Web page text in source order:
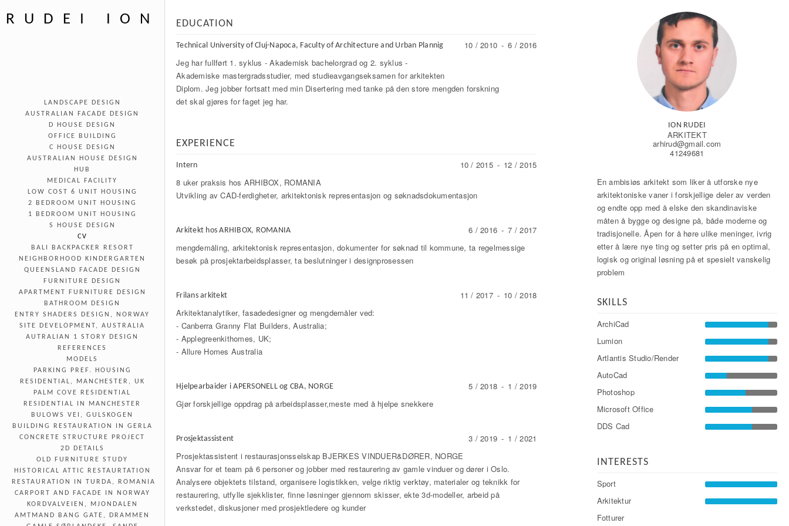
RUDEI ION
LANDSCAPE DESIGN
AUSTRALIAN FACADE DESIGN
D HOUSE DESIGN
OFFICE BUILDING
C HOUSE DESIGN
AUSTRALIAN HOUSE DESIGN
HUB
MEDICAL FACILITY
LOW COST 6 UNIT HOUSING
2 BEDROOM UNIT HOUSING
1 BEDROOM UNIT HOUSING
S HOUSE DESIGN
CV
BALI BACKPACKER RESORT
NEIGHBORHOOD KINDERGARTEN
QUEENSLAND FACADE DESIGN
FURNITURE DESIGN
APARTMENT FURNITURE DESIGN
BATHROOM DESIGN
ENTRY SHADERS DESIGN, NORWAY
SITE DEVELOPMENT, AUSTRALIA
AUTRALIAN 1 STORY DESIGN
REFERENCES
MODELS
PARKING PREF. HOUSING
RESIDENTIAL, MANCHESTER, UK
PALM COVE RESIDENTIAL
RESIDENTIAL IN MANCHESTER
BULOWS VEI, GULSKOGEN
BUILDING RESTAURATION IN GERLA
CONCRETE STRUCTURE PROJECT
2D DETAILS
OLD FURNITURE STUDY
HISTORICAL ATTIC RESTAURTATION
RESTAURATION IN TURDA, ROMANIA
CARPORT AND FACADE IN NORWAY
KORDVALVEIEN, MJONDALEN
AMTMAND BANG GATE, DRAMMEN
EDUCATION
Technical University of Cluj-Napoca, Faculty of Architecture and Urban Plannig 10 / 2010 - 6 / 2016
Jeg har fullført 1. syklus - Akademisk bachelorgrad og 2. syklus -
Akademiske mastergradsstudier, med studieavgangseksamen for arkitekten
Diplom. Jeg jobber fortsatt med min Disertering med tanke på den store mengden forskning
det skal gjøres for faget jeg har.
EXPERIENCE
Intern 10 / 2015 - 12 / 2015
8 uker praksis hos ARHIBOX, ROMANIA
Utvikling av CAD-ferdigheter, arkitektonisk representasjon og søknadsdokumentasjon
Arkitekt hos ARHIBOX, ROMANIA 6 / 2016 - 7 / 2017
mengdemåling, arkitektonisk representasjon, dokumenter for søknad til kommune, ta regelmessige
besøk på prosjektarbeidsplasser, ta beslutninger i designprosessen
Frilans arkitekt 11 / 2017 - 10 / 2018
Arkitektanalytiker, fasadedesigner og mengdemåler ved:
- Canberra Granny Flat Builders, Australia;
- Applegreenkithomes, UK;
- Allure Homes Australia
Hjelpearbaider i APERSONELL og CBA, NORGE 5 / 2018 - 1 / 2019
Gjør forskjellige oppdrag på arbeidsplasser,meste med å hjelpe snekkere
Prosjektassistent 3 / 2019 - 1 / 2021
Prosjektassistent i restaurasjonsselskap BJERKES VINDUER&DØRER, NORGE
Ansvar for et team på 6 personer og jobber med restaurering av gamle vinduer og dører i Oslo.
Analysere objektets tilstand, organisere logistikken, velge riktig verktøy, materialer og teknikk for
restaurering, utfylle sjekklister, finne løsninger gjennom skisser, ekte 3d-modeller, arbeid på
verkstedet, diskusjoner med prosjektledere og kunder
ION RUDEI
ARKITEKT
arhirud@gmail.com
41249681
En ambisiøs arkitekt som liker å utforske nye
arkitektoniske vaner i forskjellige deler av verden
og endte opp med å elske den skandinaviske
måten å bygge og designe på, både moderne og
tradisjonelle. Åpen for å høre ulike meninger, ivrig
etter å lære nye ting og setter pris på en optimal,
logisk og original løsning på et spesielt vanskelig
problem
SKILLS
ArchiCad
Lumion
Artlantis Studio/Render
AutoCad
Photoshop
Microsoft Office
DDS Cad
INTERESTS
Sport
Arkitektur
Fotturer